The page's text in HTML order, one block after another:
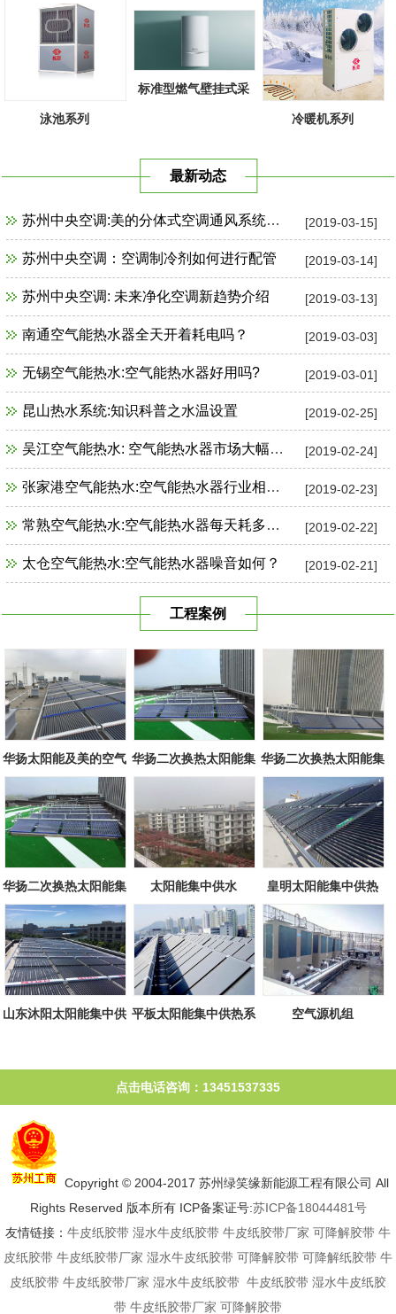
泳池系列
标准型燃气壁挂式采
冷暖机系列
最新动态
[2019-03-15]
苏州中央空调:美的分体式空调通风系统故障检修
[2019-03-14]
苏州中央空调：空调制冷剂如何进行配管
[2019-03-13]
苏州中央空调: 未来净化空调新趋势介绍
[2019-03-03]
南通空气能热水器全天开着耗电吗？
[2019-03-01]
无锡空气能热水:空气能热水器好用吗?
[2019-02-25]
昆山热水系统:知识科普之水温设置
[2019-02-24]
吴江空气能热水: 空气能热水器市场大幅增长
[2019-02-23]
张家港空气能热水:空气能热水器行业相关政策一览
[2019-02-22]
常熟空气能热水:空气能热水器每天耗多少电？
[2019-02-21]
太仓空气能热水:空气能热水器噪音如何？
工程案例
华扬太阳能及美的空气 华扬二次换热太阳能集 华扬二次换热太阳能集
中系统
华扬二次换热太阳能集
中系统
太阳能集中供水 皇明太阳能集中供热
山东沐阳太阳能集中供 平板太阳能集中供热系
空气源机组
点击电话咨询：13451537335
Copyright © 2004-2017 苏州绿笑缘新能源工程有限公司 All
Rights Reserved 版本所有 ICP备案证号:苏ICP备18044481号
友情链接： 牛皮纸胶带 湿水牛皮纸胶带 牛皮纸胶带厂家 可降解胶带 牛
皮纸胶带 牛皮纸胶带厂家 湿水牛皮纸胶带 可降解胶带 可降解纸胶带 牛
皮纸胶带 牛皮纸胶带厂家 湿水牛皮纸胶带 牛皮纸胶带 湿水牛皮纸胶
带 牛皮纸胶带厂家 可降解胶带